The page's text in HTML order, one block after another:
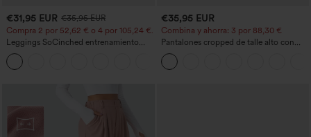
€31,95 EUR €35,95 EUR
Compra 2 por 52,62 € o 4 por 105,24 €.
Leggings SoCinched entrenamiento
moldeador abdomen bolsillo lateral tiro
alto
€35,95 EUR
Combina y ahorra: 3 por 88,30 €
Pantalones cropped de talle alto con
bolsillos con cremallera y efecto lino